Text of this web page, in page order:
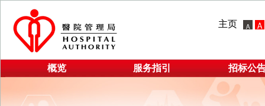
主页
概览 服务指引 招标公